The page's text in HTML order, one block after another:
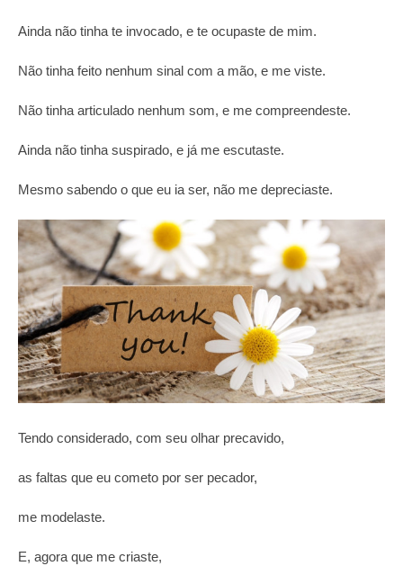
Ainda não tinha te invocado, e te ocupaste de mim.
Não tinha feito nenhum sinal com a mão, e me viste.
Não tinha articulado nenhum som, e me compreendeste.
Ainda não tinha suspirado, e já me escutaste.
Mesmo sabendo o que eu ia ser, não me depreciaste.
Tendo considerado, com seu olhar precavido,
as faltas que eu cometo por ser pecador,
me modelaste.
E, agora que me criaste,